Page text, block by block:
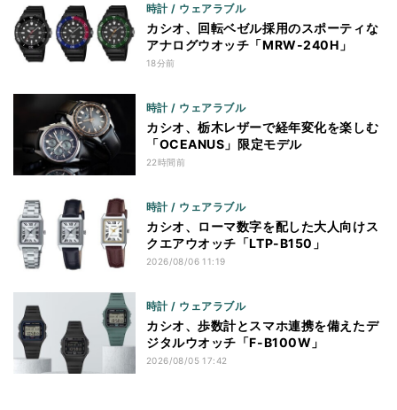
時計 / ウェアラブル
カシオ、回転ベゼル採用のスポーティな
アナログウオッチ「MRW-240H」
18分前
時計 / ウェアラブル
カシオ、栃木レザーで経年変化を楽しむ
「OCEANUS」限定モデル
22時間前
時計 / ウェアラブル
カシオ、ローマ数字を配した大人向けス
クエアウオッチ「LTP-B150」
2026/08/06 11:19
時計 / ウェアラブル
カシオ、歩数計とスマホ連携を備えたデ
ジタルウオッチ「F-B100W」
2026/08/05 17:42